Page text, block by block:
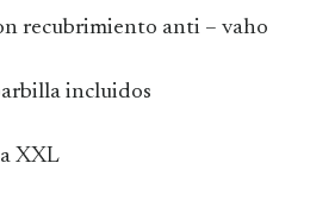
recubrimiento anti – vaho
incluidos
XXL